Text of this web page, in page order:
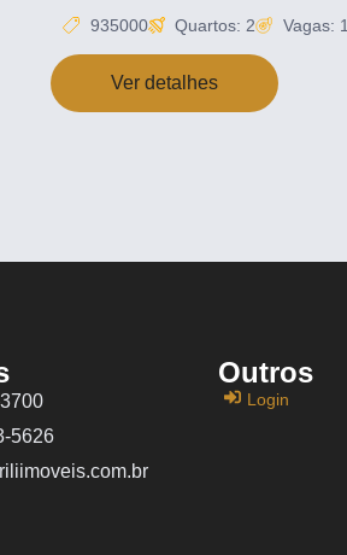
935000 Quartos: 2 Vagas: 1
Ver detalhes
5626
Outros
Login